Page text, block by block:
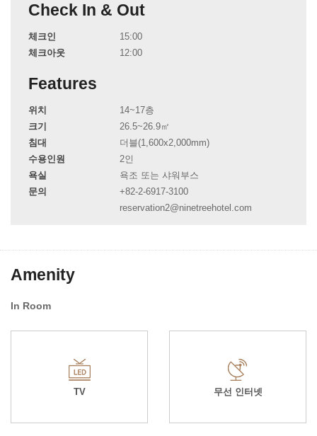
Check In & Out
체크인
15:00
체크아웃
12:00
Features
위치
14~17층
크기
26.5~26.9㎡
침대
더블(1,600x2,000mm)
수용인원
2인
욕실
욕조 또는 샤워부스
문의
+82-2-6917-3100
reservation2@ninetreehotel.com
Amenity
In Room
TV 무선 인터넷